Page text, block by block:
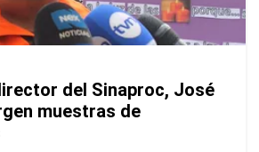
del Sinaproc, José
muestras de